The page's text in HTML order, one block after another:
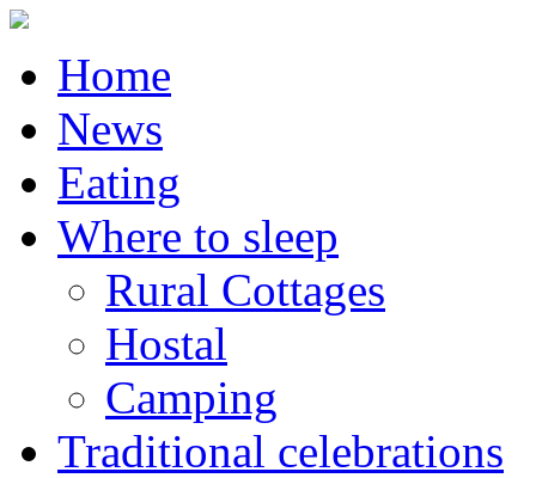
Home
News
Eating
Where to sleep
Rural Cottages
Hostal
Camping
Traditional celebrations